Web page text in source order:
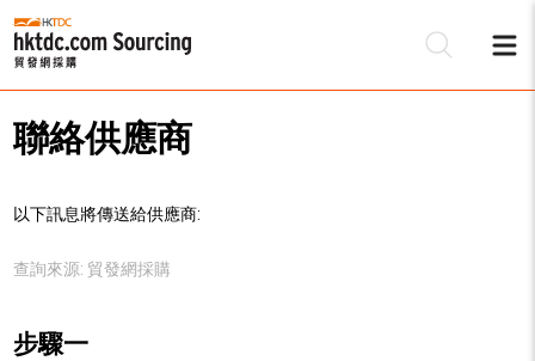
聯絡供應商
以下訊息將傳送給供應商:
查詢來源: 貿發網採購
步驟一